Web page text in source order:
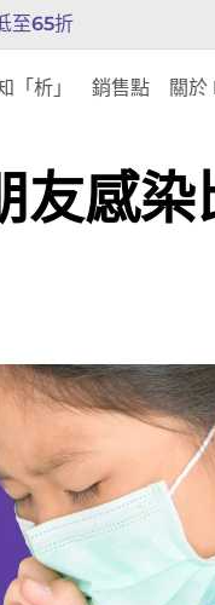
至65折
「析」 銷售點 關
友感